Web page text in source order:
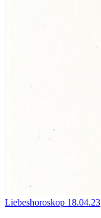
Liebeshoroskop 18.04.23